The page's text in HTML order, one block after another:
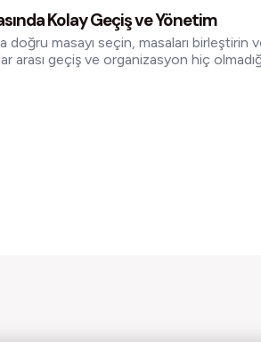
Kolay Geçiş ve Yönetim
doğru masayı seçin, masaları birleştirin
arası geçiş ve organizasyon hiç